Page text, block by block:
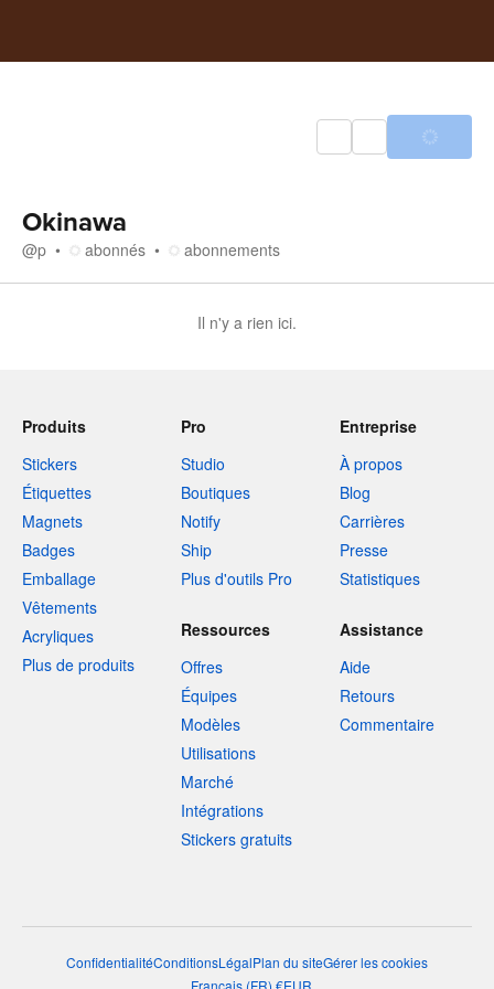
Okinawa
@p abonnés abonnements
Il n'y a rien ici.
Produits
Stickers
Étiquettes
Magnets
Badges
Emballage
Vêtements
Acryliques
Plus de produits
Pro
Studio
Boutiques
Notify
Ship
Plus d'outils Pro
Entreprise
À propos
Blog
Carrières
Presse
Statistiques
Ressources
Offres
Équipes
Modèles
Utilisations
Marché
Intégrations
Stickers gratuits
Assistance
Aide
Retours
Commentaire
ConfidentialitéConditionsLégalPlan du siteGérer les cookies
Français (FR) €EUR